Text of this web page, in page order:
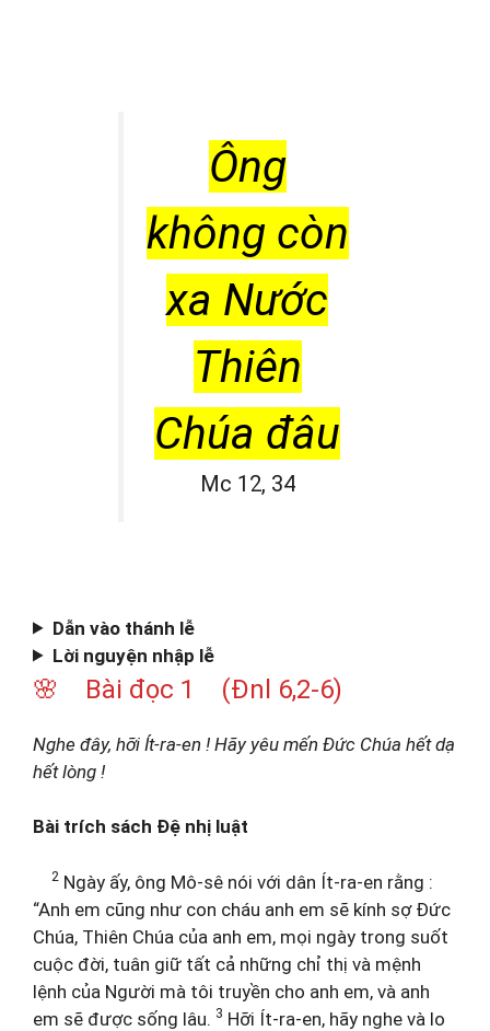
Ông
không còn
xa Nước
Thiên
Chúa đâu
Mc 12, 34
Dẫn vào thánh lễ
Lời nguyện nhập lễ
🌸 Bài đọc 1 (Đnl 6,2-6)
Nghe đây, hỡi Ít-ra-en ! Hãy yêu mến Đức Chúa hết dạ
hết lòng !
Bài trích sách Đệ nhị luật
2 Ngày ấy, ông Mô-sê nói với dân Ít-ra-en rằng :
“Anh em cũng như con cháu anh em sẽ kính sợ Đức
Chúa, Thiên Chúa của anh em, mọi ngày trong suốt
cuộc đời, tuân giữ tất cả những chỉ thị và mệnh
lệnh của Người mà tôi truyền cho anh em, và anh
em sẽ được sống lâu. 3 Hỡi Ít-ra-en, hãy nghe và lo